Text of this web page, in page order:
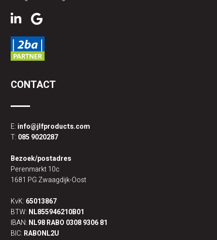
CONTACT
E: info@jlfproducts.com
T: 085 9020287
Bezoek/postadres
Perenmarkt 10c
1681 PG Zwaagdijk-Oost
KvK: 65013867
BTW: NL855946210B01
IBAN: NL98 RABO 0308 9306 81
BIC: RABONL2U